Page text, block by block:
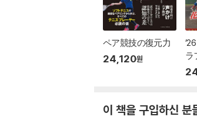
ペア競技の復元力
24,120원
ラ
이 책을 구입하신 분